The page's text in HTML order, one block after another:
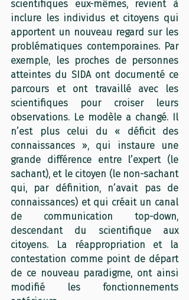
scientifiques eux-mêmes, revient à
inclure les individus et citoyens qui
apportent un nouveau regard sur les
problématiques contemporaines. Par
exemple, les proches de personnes
atteintes du SIDA ont documenté ce
parcours et ont travaillé avec les
scientifiques pour croiser leurs
observations. Le modèle a changé. Il
n’est plus celui du « déficit des
connaissances », qui instaure une
grande différence entre l’expert (le
sachant), et le citoyen (le non-sachant
qui, par définition, n’avait pas de
connaissances) et qui créait un canal
de communication top-down,
descendant du scientifique aux
citoyens. La réappropriation et la
contestation comme point de départ
de ce nouveau paradigme, ont ainsi
modifié les fonctionnements